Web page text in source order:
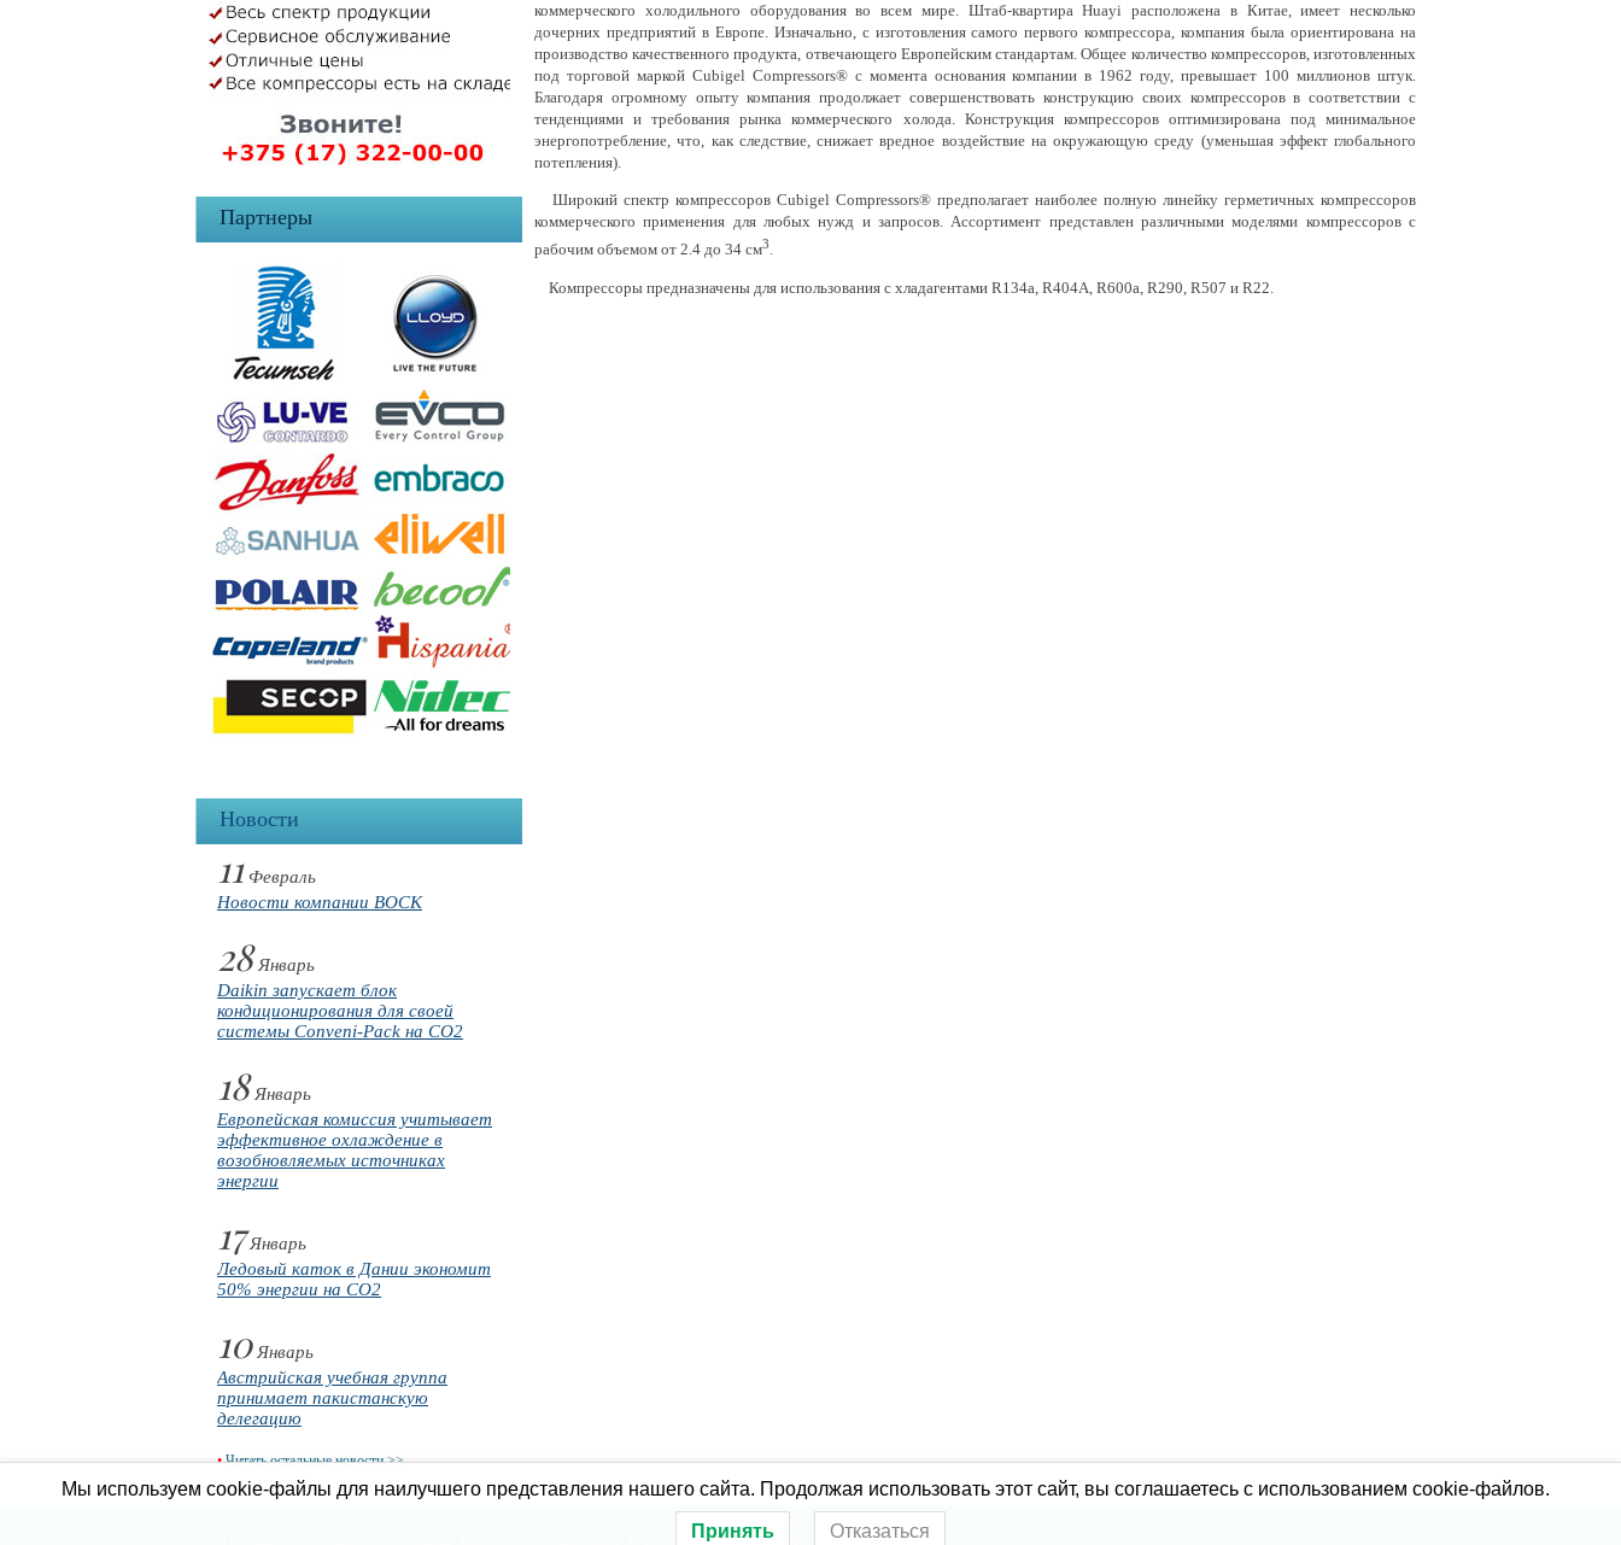
Партнеры
Новости
11 Февраль
Новости компании BOCK
28Январь
Daikin запускает блок
кондиционирования для своей
системы Conveni-Pack на CO2
18Январь
Европейская комиссия учитывает
эффективное охлаждение в
возобновляемых источниках
энергии
17Январь
Ледовый каток в Дании экономит
50% энергии на CO2
10Январь
Австрийская учебная группа
принимает пакистанскую
делегацию
• Читать остальные новости >>
коммерческого холодильного оборудования во всем мире. Штаб-квартира Huayi расположена в Китае, имеет несколько
дочерних предприятий в Европе. Изначально, с изготовления самого первого компрессора, компания была ориентирована на
производство качественного продукта, отвечающего Европейским стандартам. Общее количество компрессоров, изготовленных
под торговой маркой Cubigel Compressors® с момента основания компании в 1962 году, превышает 100 миллионов штук.
Благодаря огромному опыту компания продолжает совершенствовать конструкцию своих компрессоров в соответствии с
тенденциями и требования рынка коммерческого холода. Конструкция компрессоров оптимизирована под минимальное
энергопотребление, что, как следствие, снижает вредное воздействие на окружающую среду (уменьшая эффект глобального
потепления).
Широкий спектр компрессоров Cubigel Compressors® предполагает наиболее полную линейку герметичных компрессоров
коммерческого применения для любых нужд и запросов. Ассортимент представлен различными моделями компрессоров с
рабочим объемом от 2.4 до 34 см3.
Компрессоры предназначены для использования с хладагентами R134a, R404A, R600a, R290, R507 и R22.
Ремонт холодильного оборудования
Мы используем cookie-файлы для наилучшего представления нашего сайта. Продолжая использовать этот сайт, вы соглашаетесь с использованием cookie-файлов.
Принять Отказаться